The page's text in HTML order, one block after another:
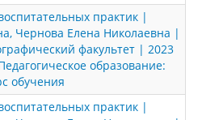
практик |
Чернова Елена Николаевна |
факультет | 2023
образование:
обучения
практик |